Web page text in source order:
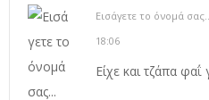
Εισάγετε το όνομά σας...
18:06
Είχε και τζάπα φαΐ